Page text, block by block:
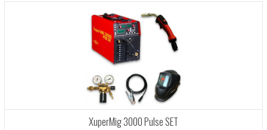
XuperMig 3000 Pulse SET